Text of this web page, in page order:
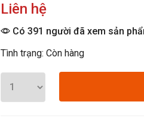
Liên hệ
Có 391 người đã xem sản
Tình trạng: Còn hàng